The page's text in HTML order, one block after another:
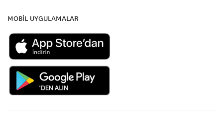
MOBİL UYGULAMALAR